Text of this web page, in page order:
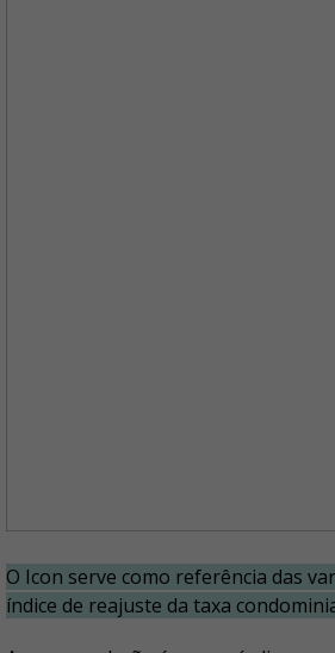
O Icon serve como referência das
índice de reajuste da taxa